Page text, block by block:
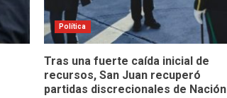
Política
Tras una fuerte caída inicial de
recursos, San Juan recuperó
partidas discrecionales de Nación